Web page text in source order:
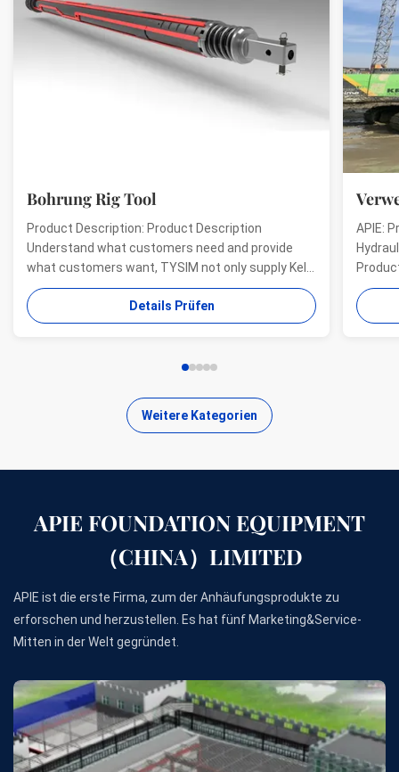
Bohrung Rig Tool
Product Description: Product Description
Understand what customers need and provide
what customers want, TYSIM not only supply Kelly
bars for drill rigs of world’s top brands, but also
provide one-stop solution for the world foundation
construction users. While providing customized
Details Prüfen
APIE:
offer
Weitere Kategorien
APIE FOUNDATION EQUIPMENT
（CHINA）LIMITED
APIE ist die erste Firma, zum der Anhäufungsprodukte zu
erforschen und herzustellen. Es hat fünf Marketing&Service-
Mitten in der Welt gegründet.